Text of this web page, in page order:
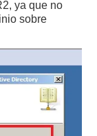
ya que no
sobre